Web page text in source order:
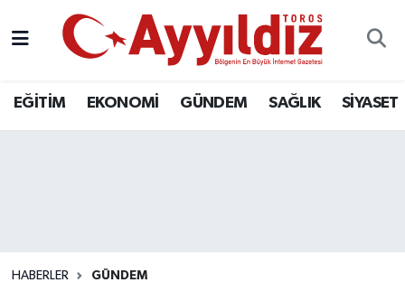
EĞİTİM EKONOMİ GÜNDEM SAĞLIK SİYASET
HABERLER GÜNDEM